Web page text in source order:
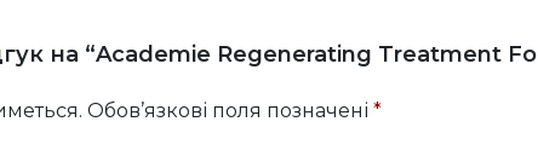
на “Academie Regenerating Treatment
Обов’язкові поля позначені *